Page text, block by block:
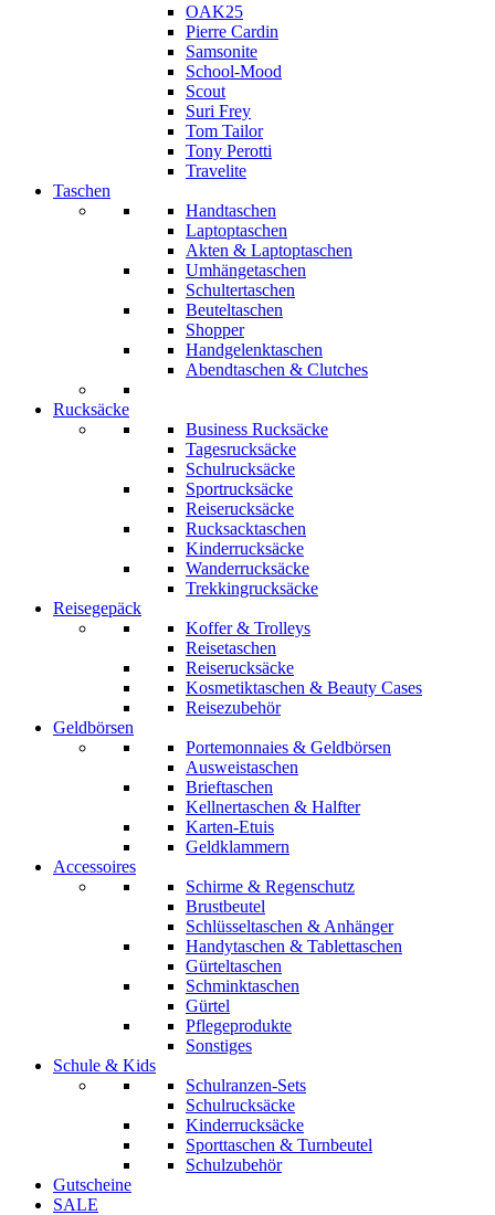
OAK25
Pierre Cardin
Samsonite
School-Mood
Scout
Suri Frey
Tom Tailor
Tony Perotti
Travelite
Taschen
Handtaschen
Laptoptaschen
Akten & Laptoptaschen
Umhängetaschen
Schultertaschen
Beuteltaschen
Shopper
Handgelenktaschen
Abendtaschen & Clutches
Rucksäcke
Business Rucksäcke
Tagesrucksäcke
Schulrucksäcke
Sportrucksäcke
Reiserucksäcke
Rucksacktaschen
Kinderrucksäcke
Wanderrucksäcke
Trekkingrucksäcke
Reisegepäck
Koffer & Trolleys
Reisetaschen
Reiserucksäcke
Kosmetiktaschen & Beauty Cases
Reisezubehör
Geldbörsen
Portemonnaies & Geldbörsen
Ausweistaschen
Brieftaschen
Kellnertaschen & Halfter
Karten-Etuis
Geldklammern
Accessoires
Schirme & Regenschutz
Brustbeutel
Schlüsseltaschen & Anhänger
Handytaschen & Tablettaschen
Gürteltaschen
Schminktaschen
Gürtel
Pflegeprodukte
Sonstiges
Schule & Kids
Schulranzen-Sets
Schulrucksäcke
Kinderrucksäcke
Sporttaschen & Turnbeutel
Schulzubehör
Gutscheine
SALE